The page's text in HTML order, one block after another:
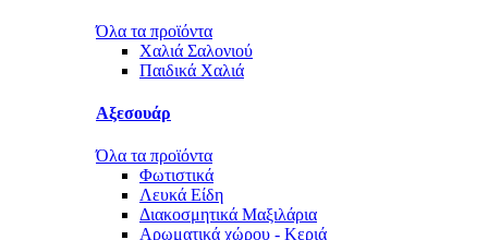
Όλα τα προϊόντα
Χαλιά Σαλονιού
Παιδικά Χαλιά
Αξεσουάρ
Όλα τα προϊόντα
Φωτιστικά
Λευκά Είδη
Διακοσμητικά Μαξιλάρια
Αρωματικά χώρου - Κεριά